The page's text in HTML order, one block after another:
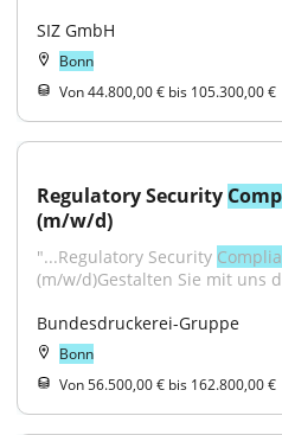
SIZ GmbH
Bonn
Von 44.800,00 € bis 105.300,00 €
Regulatory Security
(m/w/d)
"...Regulatory Security
(m/w/d)Gestalten Sie mit uns
Bundesdruckerei-Gruppe
Bonn
Von 56.500,00 € bis 162.800,00 €